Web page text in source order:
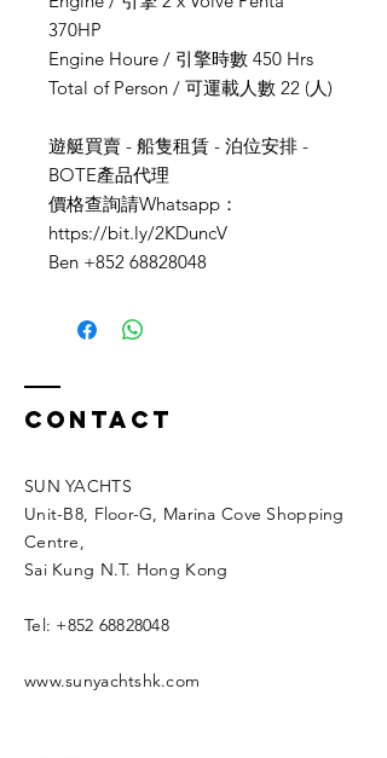
370HP
Engine Houre / 引擎時數 450 Hrs
Total of Person / 可運載人數 22 (人)
遊艇買賣 - 船隻租賃 - 泊位安排 -
BOTE產品代理
價格查詢請Whatsapp：
https://bit.ly/2KDuncV
Ben +852 68828048
Contact
SUN YACHTS
Unit-B8, Floor-G, Marina Cove Shopping
Centre,
Sai Kung N.T. Hong Kong
Tel: +852 68828048
www.sunyachtshk.com